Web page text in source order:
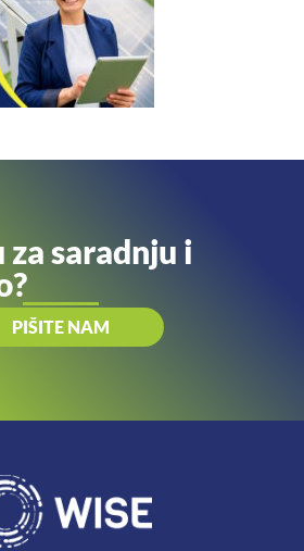
saradnju i
PIŠITE NAM